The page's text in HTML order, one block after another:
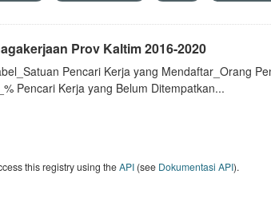
Prov Kaltim 2016-2020
Pencari Kerja yang Mendaftar_Orang
Pencari Kerja yang Belum Ditempatkan...
this registry using theAPI(see Dokumentasi API).